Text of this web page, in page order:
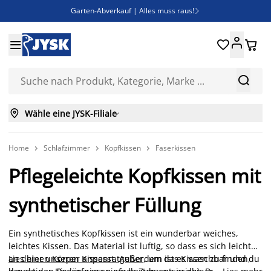
Garten-Abverkauf | Alles muss raus! 
Bist du Unternehmer? Entdecke JYSK-B2B
Esszimmerstuhl ADSLEV um nur 40€


 
 Wähle eine JYSK-Filiale
Home  Schlafzimmer  Kopfkissen  Faserkissen
Pflegeleichte Kopfkissen mit
synthetischer Füllung
Ein synthetisches Kopfkissen ist ein wunderbar weiches,
leichtes Kissen. Das Material ist luftig, so dass es sich leicht
an deinen Körper anpasst. Außerdem ist es waschbar und du
Lies hier unseren Kissenratgeber, um das Kissen zu finden,